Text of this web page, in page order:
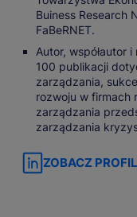
Buiness Research
FaBeRNET.
Autor, współautor
100 publikacji
zarządzania,
rozwoju w firmach
zarządzania
zarządzania
ZOBACZ